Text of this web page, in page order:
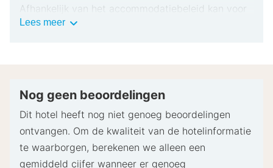
Afhankelijk van het accommodatiebeleid kan voor
extra personen een toeslag in rekening worden
pinpas of borgsom in contanten te verstrekken
Speciale verzoeken worden onder voorbehoud van
beschikbaarheid bij het inchecken ingewilligd.
Hiervoor kunnen extra kosten in rekening worden
Lees meerBelangrijke
Nog geen beoordelingen
Dit hotel heeft nog niet genoeg beoordelingen
ontvangen. Om de kwaliteit van de hotelinformatie
te waarborgen, berekenen we alleen een
gemiddeld cijfer wanneer er genoeg